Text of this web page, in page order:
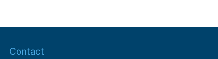
Contact